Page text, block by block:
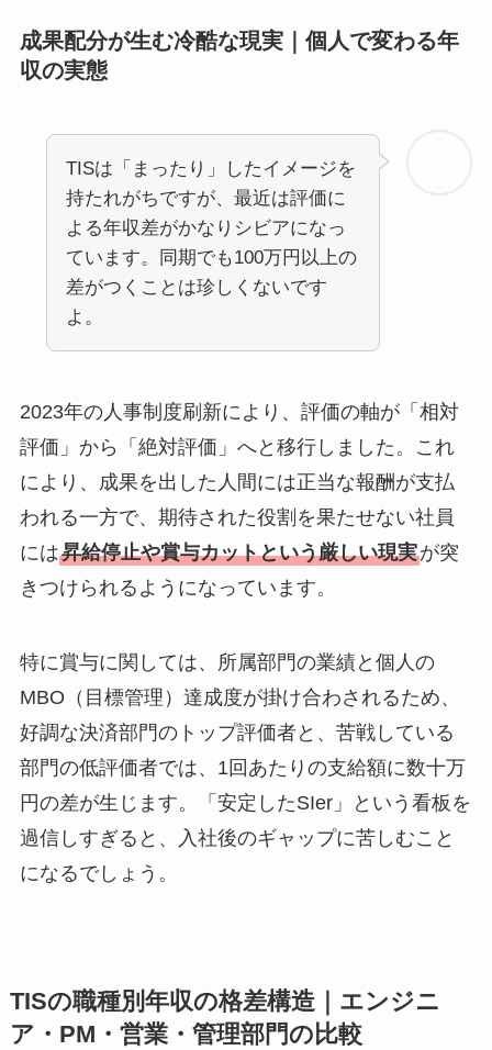
成果配分が生む冷酷な現実｜個人で変わる年
収の実態
TISは「まったり」したイメージを
持たれがちですが、最近は評価に
よる年収差がかなりシビアになっ
ています。同期でも100万円以上の
差がつくことは珍しくないです
よ。
2023年の人事制度刷新により、評価の軸が「相対
評価」から「絶対評価」へと移行しました。これ
により、成果を出した人間には正当な報酬が支払
われる一方で、期待された役割を果たせない社員
には昇給停止や賞与カットという厳しい現実が突
きつけられるようになっています。
特に賞与に関しては、所属部門の業績と個人の
MBO（目標管理）達成度が掛け合わされるため、
好調な決済部門のトップ評価者と、苦戦している
部門の低評価者では、1回あたりの支給額に数十万
円の差が生じます。「安定したSIer」という看板を
過信しすぎると、入社後のギャップに苦しむこと
になるでしょう。
TISの職種別年収の格差構造｜エンジニ
ア・PM・営業・管理部門の比較